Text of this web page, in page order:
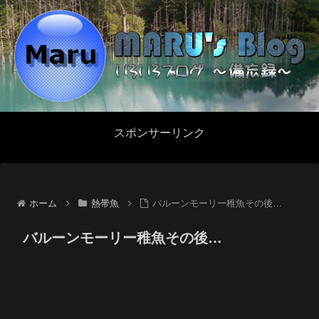
スポンサーリンク
ホーム 熱帯魚 バルーンモーリー稚魚その後…
バルーンモーリー稚魚その後…